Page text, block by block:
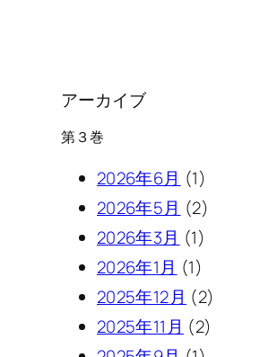
アーカイブ
第３巻
2026年6月 (1)
2026年5月 (2)
2026年3月 (1)
2026年1月 (1)
2025年12月 (2)
2025年11月 (2)